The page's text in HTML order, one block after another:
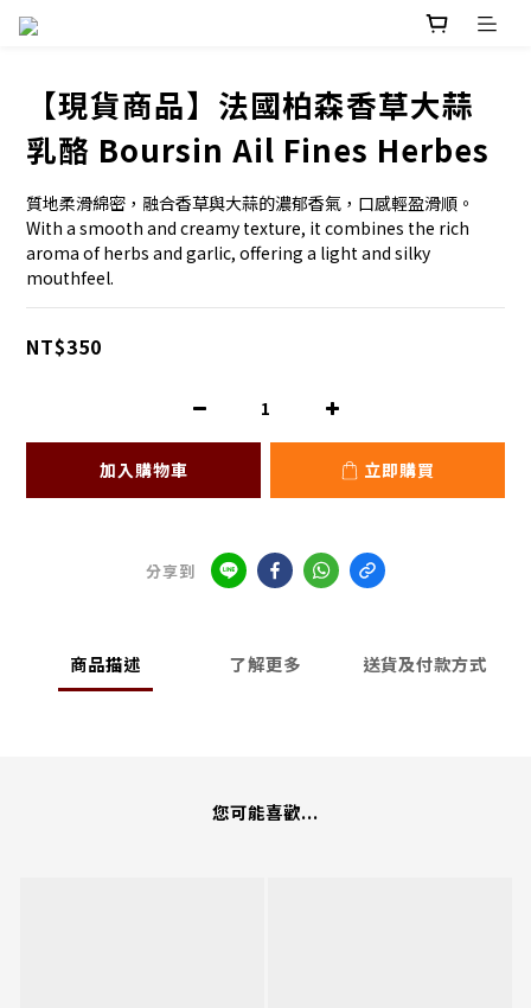
【現貨商品】法國柏森香草大蒜
乳酪 Boursin Ail Fines Herbes
質地柔滑綿密，融合香草與大蒜的濃郁香氣，口感輕盈滑順。
With a smooth and creamy texture, it combines the rich
aroma of herbs and garlic, offering a light and silky
mouthfeel.
NT$350
加入購物車 立即購買
分享到
商品描述 了解更多 送貨及付款方式
您可能喜歡...